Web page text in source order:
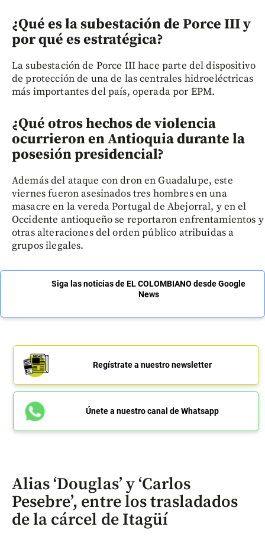
¿Qué es la subestación de Porce III y
por qué es estratégica?
La subestación de Porce III hace parte del dispositivo
de protección de una de las centrales hidroeléctricas
más importantes del país, operada por EPM.
¿Qué otros hechos de violencia
ocurrieron en Antioquia durante la
posesión presidencial?
Además del ataque con dron en Guadalupe, este
viernes fueron asesinados tres hombres en una
masacre en la vereda Portugal de Abejorral, y en el
Occidente antioqueño se reportaron enfrentamientos y
otras alteraciones del orden público atribuidas a
grupos ilegales.
Siga las noticias de EL COLOMBIANO desde Google
News
Regístrate a nuestro newsletter
Únete a nuestro canal de Whatsapp
Alias ‘Douglas’ y ‘Carlos
Pesebre’, entre los trasladados
de la cárcel de Itagüí